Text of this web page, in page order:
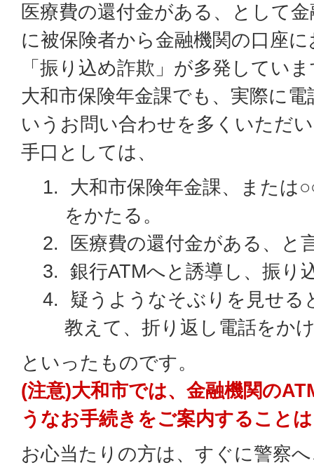
医療費の還付金がある、として
に被保険者から金融機関の口座
「振り込め詐欺」が多発してい
大和市保険年金課でも、実際に
いうお問い合わせを多くいただ
手口としては、
大和市保険年金課、または
をかたる。
医療費の還付金がある、と
銀行ATMへと誘導し、振り
疑うようなそぶりを見せる
教えて、折り返し電話をか
といったものです。
(注意)大和市では、金融機関の
うなお手続きをご案内すること
お心当たりの方は、すぐに警察